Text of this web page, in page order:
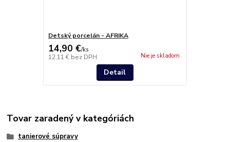
Detský porcelán - AFRIKA
14,90 €/ks
12,11 € bez DPH Nie je skladom
Detail
Tovar zaradený v kategóriách
tanierové súpravy